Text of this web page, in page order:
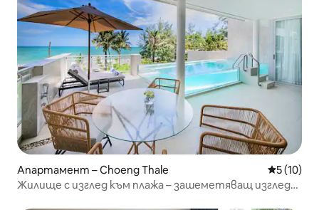
Апартамент – Choeng Thale Средна
5 (10)
Жилище с изглед към плажа – зашеметяващ изглед